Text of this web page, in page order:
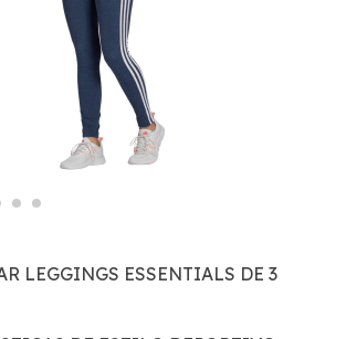
LEGGINGS ESSENTIALS DE 3